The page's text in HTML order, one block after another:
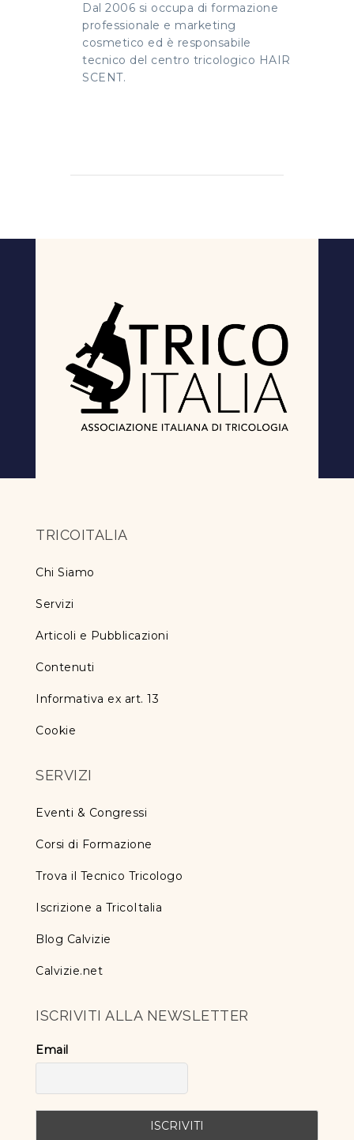
Dal 2006 si occupa di formazione
professionale e marketing
cosmetico ed è responsabile
tecnico del centro tricologico HAIR
SCENT.
TRICOITALIA
Chi Siamo
Servizi
Articoli e Pubblicazioni
Contenuti
Informativa ex art. 13
Cookie
SERVIZI
Eventi & Congressi
Corsi di Formazione
Trova il Tecnico Tricologo
Iscrizione a TricoItalia
Blog Calvizie
Calvizie.net
ISCRIVITI ALLA NEWSLETTER
Email